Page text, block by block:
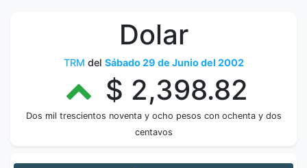
Dolar
TRM del Sábado 29 de Junio del 2002
$ 2,398.82
Dos mil trescientos noventa y ocho pesos con ochenta y dos
centavos